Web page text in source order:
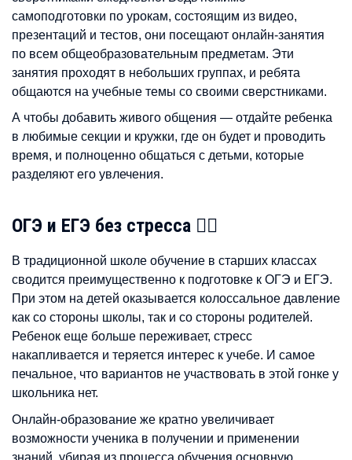
самоподготовки по урокам, состоящим из видео,
презентаций и тестов, они посещают онлайн-занятия
по всем общеобразовательным предметам. Эти
занятия проходят в небольших группах, и ребята
общаются на учебные темы со своими сверстниками.
А чтобы добавить живого общения — отдайте ребенка
в любимые секции и кружки, где он будет и проводить
время, и полноценно общаться с детьми, которые
разделяют его увлечения.
ОГЭ и ЕГЭ без стресса 🙆‍♀️
В традиционной школе обучение в старших классах
сводится преимущественно к подготовке к ОГЭ и ЕГЭ.
При этом на детей оказывается колоссальное давление
как со стороны школы, так и со стороны родителей.
Ребенок еще больше переживает, стресс
накапливается и теряется интерес к учебе. И самое
печальное, что вариантов не участвовать в этой гонке у
школьника нет.
Онлайн-образование же кратно увеличивает
возможности ученика в получении и применении
знаний, убирая из процесса обучения основную